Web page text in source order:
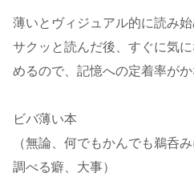
薄いとヴィジュアル的に読み
サクッと読んだ後、すぐに気
めるので、記憶への定着率がか
ビバ薄い本
（無論、何でもかんでも鵜呑
調べる癖、大事）